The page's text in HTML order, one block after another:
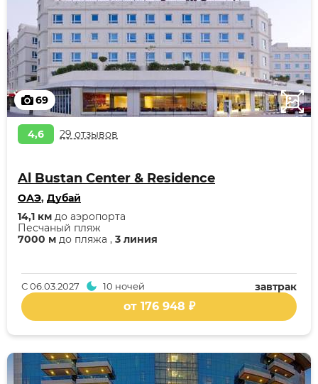
69
4,6 29 отзывов
Al Bustan Center & Residence
ОАЭ, Дубай
7000 м до пляжа , 3 линия
Песчаный пляж
14,1 км до аэропорта
завтрак
С06.03.2027 10 ночей
от 176 948 ₽